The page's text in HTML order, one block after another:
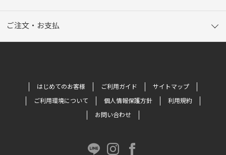
ご注文・お支払
はじめてのお客様 ご利用ガイド
サイトマップ
ご利用環境について
個人情報保護方針
利用規約
お問い合わせ